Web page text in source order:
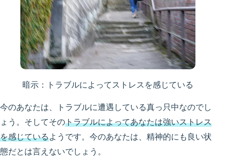
暗示：トラブルによってストレスを感じている
今のあなたは、トラブルに遭遇している真っ只中なのでし
ょう。そしてそのトラブルによってあなたは強いストレス
を感じているようです。今のあなたは、精神的にも良い状
態だとは言えないでしょう。